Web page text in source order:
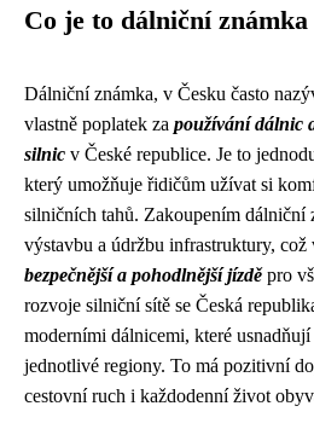
Co je to dálniční známka
Dálniční známka, v Česku často
vlastně poplatek za používání dálnic
silnic v České republice. Je to
který umožňuje řidičům užívat si
silničních tahů. Zakoupením dálniční
výstavbu a údržbu infrastruktury, což
bezpečnější a pohodlnější jízděpro
rozvoje silniční sítě se Česká
moderními dálnicemi, které
jednotlivé regiony. To má pozitivní
cestovní ruch i každodenní život